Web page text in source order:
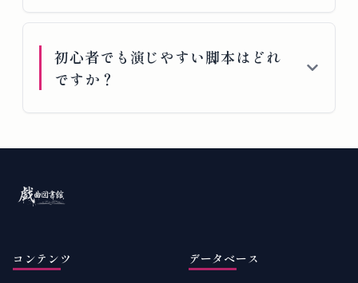
初心者でも演じやすい脚本はどれ
ですか？
コンテンツ データベース